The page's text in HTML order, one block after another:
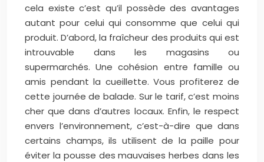
cela existe c’est qu’il possède des avantages
autant pour celui qui consomme que celui qui
produit. D’abord, la fraîcheur des produits qui est
introuvable dans les magasins ou
supermarchés. Une cohésion entre famille ou
amis pendant la cueillette. Vous profiterez de
cette journée de balade. Sur le tarif, c’est moins
cher que dans d’autres locaux. Enfin, le respect
envers l’environnement, c’est-à-dire que dans
certains champs, ils utilisent de la paille pour
éviter la pousse des mauvaises herbes dans les